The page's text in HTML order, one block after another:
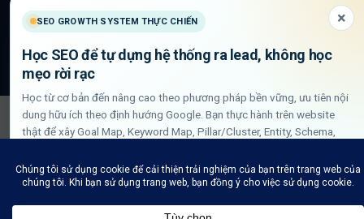
Visa PayPalStripe MasterCard
Cash
Delivery
COPYRIGHT 2026 ©VLINK ASIA
SEO GROWTH SYSTEM THỰC CHIẾN ×
Học SEO để tự dựng hệ thống ra lead, không học
mẹo rời rạc
Học từ cơ bản đến nâng cao theo phương pháp bền vững, ưu tiên nội
dung hữu ích theo định hướng Google. Bạn thực hành trên website
thật để xây Goal Map, Keyword Map, Pillar/Cluster, Entity, Schema,
Xem lộ trình học SEO thực chiến